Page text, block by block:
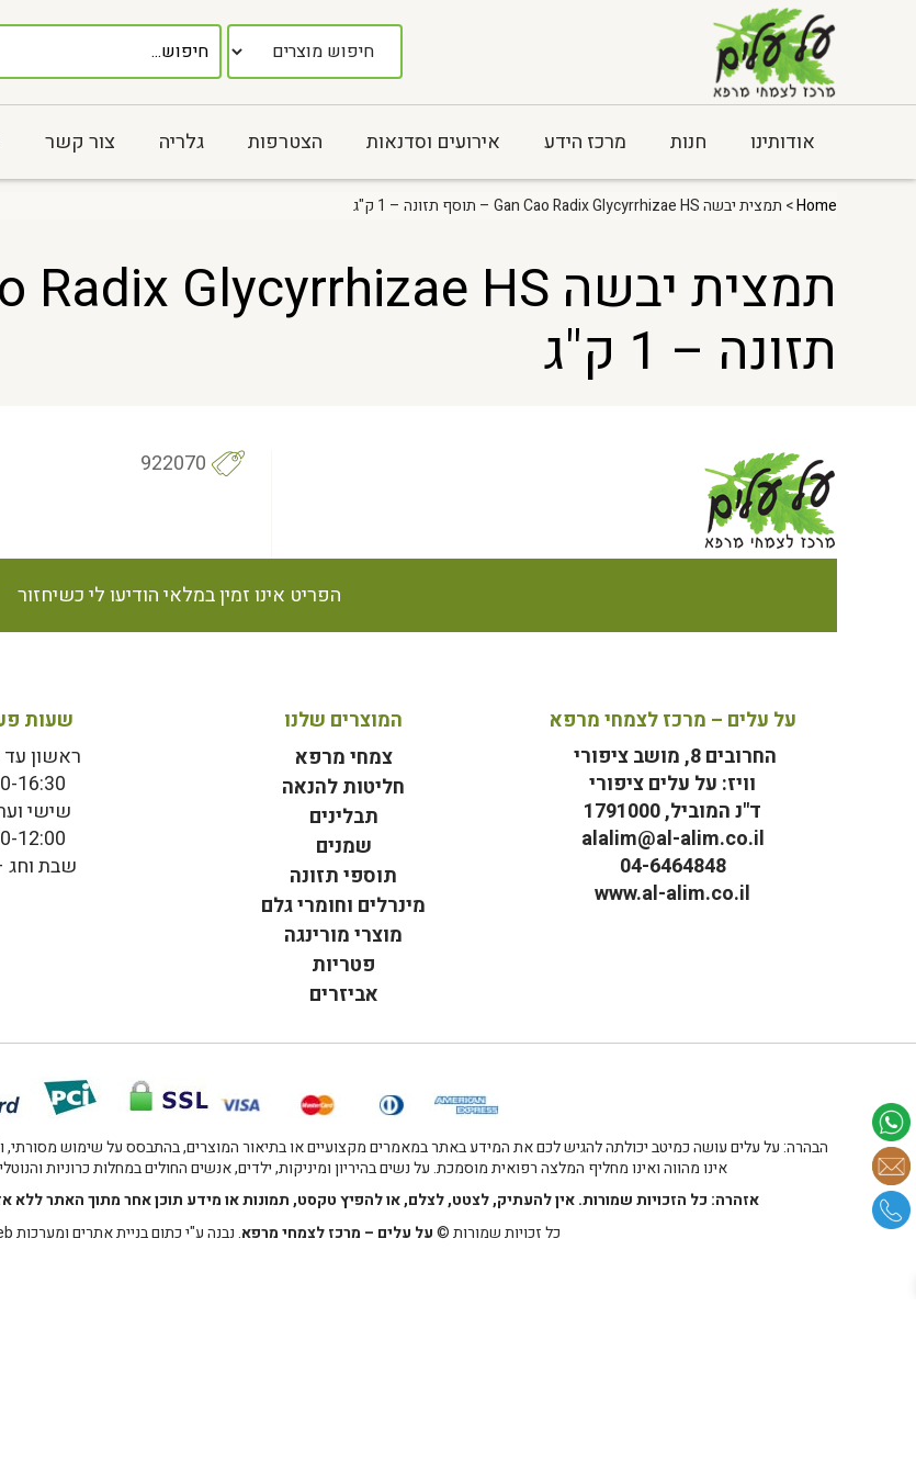
אודותינו חנות מרכז הידע אירועים וסדנאות הצטרפות גלריה צור קשר
Home> תמצית יבשה Gan Cao Radix Glycyrrhizae HS – תוסף תזונה – 1 ק"ג
תזונה – 1 ק"ג
922070
הפריט אינו זמין במלאי הודיעו לי כשיחזור
על עלים – מרכז לצמחי מרפא
החרובים 8, מושב ציפורי
וויז: על עלים ציפורי
ד"נ המוביל, 1791000
alalim@al-alim.co.il
04-6464848
www.al-alim.co.il
המוצרים שלנו
צמחי מרפא
חליטות להנאה
תבלינים
שמנים
תוספי תזונה
מינרלים וחומרי גלם
מוצרי מורינגה
פטריות
אביזרים
שעות
ראשון
16:30
שישי
12:00
שבת וחג
הבהרה: על עלים עושה כמיטב יכולתה להגיש לכם את המידע באתר במאמרים מקצועיים או בתיאור המוצרים, בהתבסס על שימוש מסורתי,
אינו מהווה ואינו מחליף המלצה רפואית מוסמכת. על נשים בהיריון ומיניקות, ילדים, אנשים החולים במחלות כרוניות
אזהרה: כל הזכויות שמורות. אין להעתיק, לצטט, לצלם, או להפיץ טקסט, תמונות או מידע תוכן אחר מתוך האתר
כל זכויות שמורות ©על עלים – מרכז לצמחי מרפא. נבנה ע"יכתום בניית אתרים ומערכות Web